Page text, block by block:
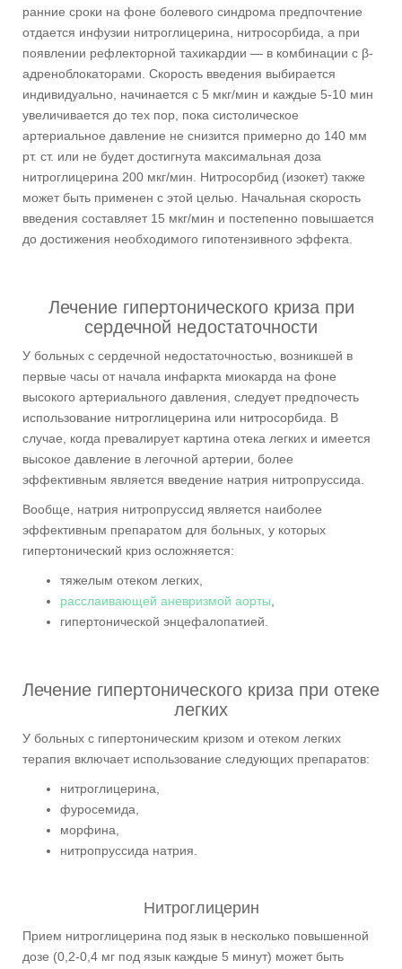
ранние сроки на фоне болевого синдрома предпочтение
отдается инфузии нитроглицерина, нитросорбида, а при
появлении рефлекторной тахикардии — в комбинации с β-
адреноблокаторами. Скорость введения выбирается
индивидуально, начинается с 5 мкг/мин и каждые 5-10 мин
увеличивается до тех пор, пока систолическое
артериальное давление не снизится примерно до 140 мм
рт. ст. или не будет достигнута максимальная доза
нитроглицерина 200 мкг/мин. Нитросорбид (изокет) также
может быть применен с этой целью. Начальная скорость
введения составляет 15 мкг/мин и постепенно повышается
до достижения необходимого гипотензивного эффекта.
Лечение гипертонического криза при
сердечной недостаточности
У больных с сердечной недостаточностью, возникшей в
первые часы от начала инфаркта миокарда на фоне
высокого артериального давления, следует предпочесть
использование нитроглицерина или нитросорбида. В
случае, когда превалирует картина отека легких и имеется
высокое давление в легочной артерии, более
эффективным является введение натрия нитропруссида.
Вообще, натрия нитропруссид является наиболее
эффективным препаратом для больных, у которых
гипертонический криз осложняется:
тяжелым отеком легких,
расслаивающей аневризмой аорты,
гипертонической энцефалопатией.
Лечение гипертонического криза при отеке
легких
У больных с гипертоническим кризом и отеком легких
терапия включает использование следующих препаратов:
нитроглицерина,
фуросемида,
морфина,
нитропруссида натрия.
Нитроглицерин
Прием нитроглицерина под язык в несколько повышенной
дозе (0,2-0,4 мг под язык каждые 5 минут) может быть